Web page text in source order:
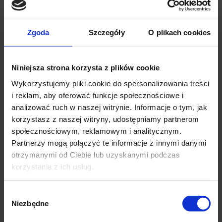
Zgoda Szczegóły O plikach cookies
Niniejsza strona korzysta z plików cookie
Wykorzystujemy pliki cookie do spersonalizowania treści
i reklam, aby oferować funkcje społecznościowe i
analizować ruch w naszej witrynie. Informacje o tym, jak
korzystasz z naszej witryny, udostępniamy partnerom
społecznościowym, reklamowym i analitycznym.
Partnerzy mogą połączyć te informacje z innymi danymi
otrzymanymi od Ciebie lub uzyskanymi podczas
korzystania z ich usług.
zgody
Niezbędne
Amputacja piersi z rekonstrukcją z/ bez
Wycięcie węzła chłonnego
Obustronna profilaktyczna mastektomia z
rekonstrukcją
Diagnostyka nowotworów i
planowanie leczenia chirurgicznego
Proces leczenia onkologicznego zawsze poprzedza dokładna
diagnostyka. Ostateczna diagnoza stawiana jest na podstawie
badań obrazowych, badań laboratoryjnych oraz ocenie